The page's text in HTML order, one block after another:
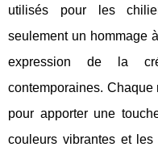
utilisés pour les
seulement un hommage
expression de la
contemporaines.
pour apporter une
couleurs vibrantes et